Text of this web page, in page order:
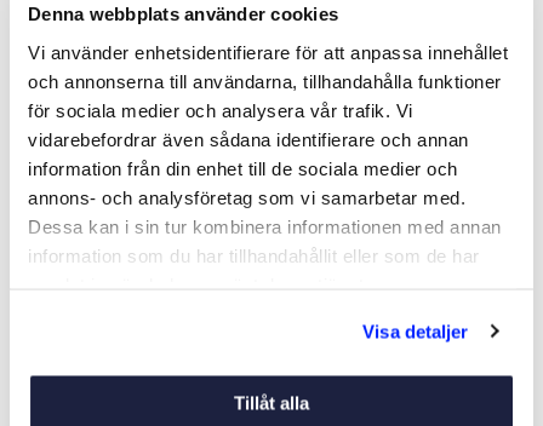
Denna webbplats använder cookies
Vi använder enhetsidentifierare för att anpassa innehållet
och annonserna till användarna, tillhandahålla funktioner
för sociala medier och analysera vår trafik. Vi
vidarebefordrar även sådana identifierare och annan
information från din enhet till de sociala medier och
annons- och analysföretag som vi samarbetar med.
Dessa kan i sin tur kombinera informationen med annan
information som du har tillhandahållit eller som de har
Visa detaljer
Tillåt alla
Liknande produkter
Art nr: 04257
REDUCERVENTIL 2012 BLÅ
Art nr: 03929